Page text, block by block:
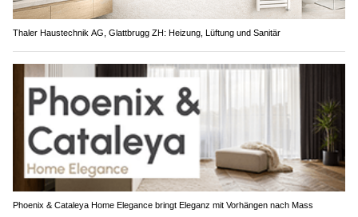
Thaler Haustechnik AG, Glattbrugg ZH: Heizung, Lüftung und Sanitär
Phoenix & Cataleya Home Elegance bringt Eleganz mit Vorhängen nach Mass